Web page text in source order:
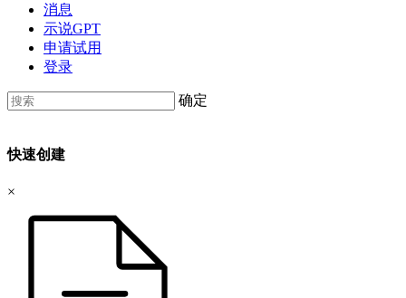
消息
示说GPT
申请试用
登录
确定
快速创建
×